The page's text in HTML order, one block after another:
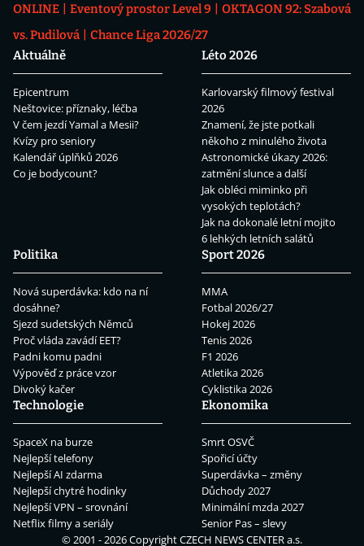
ONLINE
Eventový prostor Level 9
OKTAGON 92: Szabová
vs. Pudilová
Chance Liga 2026/27
Aktuálně
Epicentrum
Neštovice: příznaky, léčba
V čem jezdí Yamal a Mesii?
Kvízy pro seniory
Kalendář úplňků 2026
Co je bodycount?
Léto 2026
Karlovarský filmový festival
2026
Znamení, že jste potkali
někoho z minulého života
Astronomické úkazy 2026:
zatmění slunce a další
Jak obléci miminko při
vysokých teplotách?
Jak na dokonalé letní mojito
6 lehkých letních salátů
Politika
Nová superdávka: kdo na ní
dosáhne?
Sjezd sudetských Němců
Proč vláda zavádí EET?
Padni komu padni
Výpověď z práce vzor
Divoký kačer
Sport 2026
MMA
Fotbal 2026/27
Hokej 2026
Tenis 2026
F1 2026
Atletika 2026
Cyklistika 2026
Technologie
SpaceX na burze
Nejlepší telefony
Nejlepší AI zdarma
Nejlepší chytré hodinky
Nejlepší VPN – srovnání
Netflix filmy a seriály
Ekonomika
Smrt OSVČ
Spořicí účty
Superdávka – změny
Důchody 2027
Minimální mzda 2027
Senior Pas – slevy
© 2001 - 2026 CopyrightCZECH NEWS CENTER a.s.